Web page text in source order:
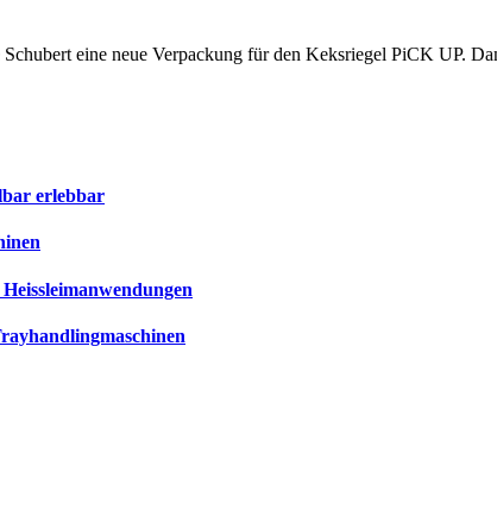
eine neue Verpackung für den Keksriegel PiCK UP.
erlebbar